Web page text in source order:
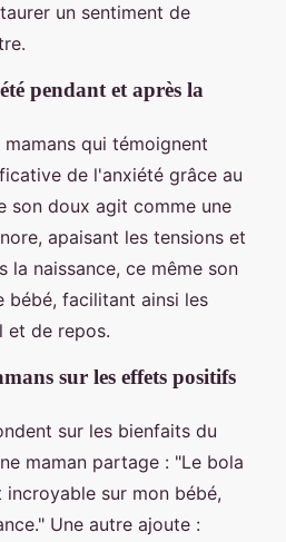
un sentiment de
pendant et après la
qui témoignent
de l'anxiété grâce au
son doux agit comme une
apaisant les tensions et
la naissance, ce même son
bébé, facilitant ainsi les
et de repos.
sur les effets positifs
sur les bienfaits du
maman partage : "Le bola
sur mon bébé,
Une autre ajoute :